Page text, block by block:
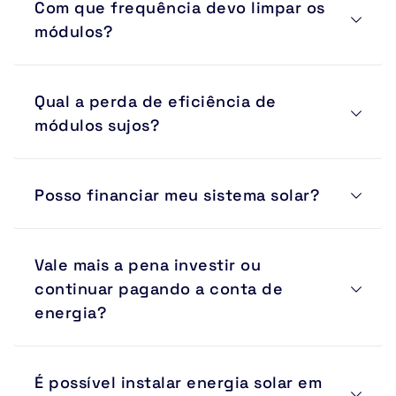
podem reduzir a geração de energia.
Com que frequência devo limpar os
módulos?
ambiente. Locais com muita poeira ou poluição exigem
intervalos menores.
Qual a perda de eficiência de
módulos sujos?
ultrapassar 20% da geração prevista.
Posso financiar meu sistema solar?
financiamento e parcelamento para facilitar a
implantação.
Vale mais a pena investir ou
continuar pagando a conta de
energia?
solar permite transformar esse gasto recorrente em um
É possível instalar energia solar em